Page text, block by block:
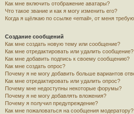
Как мне включить отображение аватары?
Что такое звание и как я могу изменить его?
Когда я щёлкаю по ссылке «email», от меня
Создание сообщений
Как мне создать новую тему или сообщение?
Как мне отредактировать или удалить сообщение?
Как мне добавить подпись к своему сообщению?
Как мне создать опрос?
Почему я не могу добавить больше вариантов
Как мне отредактировать или удалить опрос?
Почему мне недоступны некоторые форумы?
Почему я не могу добавлять вложения?
Почему я получил предупреждение?
Как мне пожаловаться на сообщения модератору?